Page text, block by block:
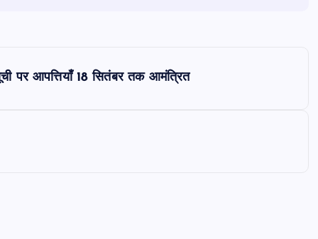
पर आपत्तियाँ 18 सितंबर तक आमंत्रित